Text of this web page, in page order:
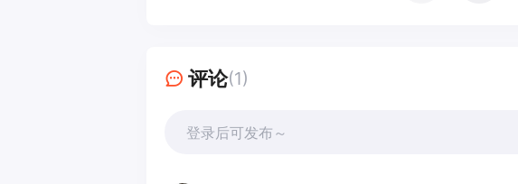
评论(1)
登录后可发布～